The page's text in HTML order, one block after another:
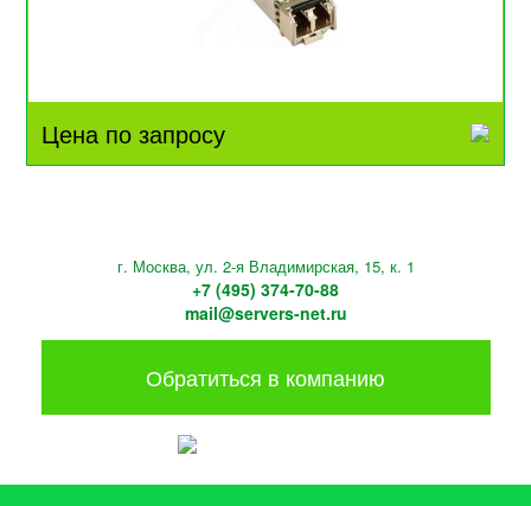
Цена по запросу
г. Москва, ул. 2-я Владимирская, 15, к. 1
+7 (495) 374-70-88
mail@servers-net.ru
Обратиться в компанию